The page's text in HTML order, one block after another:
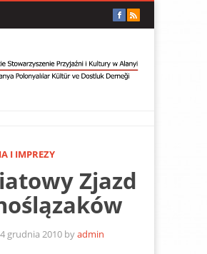
I IMPREZY
Zjazd
grudnia 2010 byadmin